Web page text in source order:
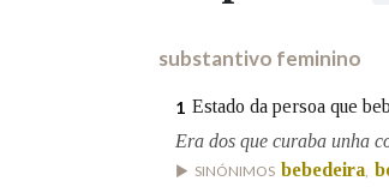
Remata por
substantivo feminino
1 Estado da persoa que
Era dos que curaba unha
SINÓNIMOS bebedeira,